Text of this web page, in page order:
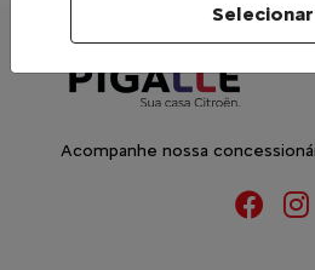
Acompanhe nossa
Selecionar